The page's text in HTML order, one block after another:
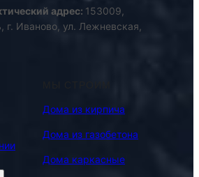
адрес: 153009,
г. Иваново, ул. Лежневская,
Дома из кирпича
Дома из газобетона
Дома каркасные